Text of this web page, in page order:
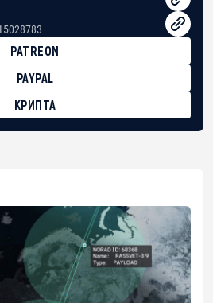
PATREON
PAYPAL
КРИПТА